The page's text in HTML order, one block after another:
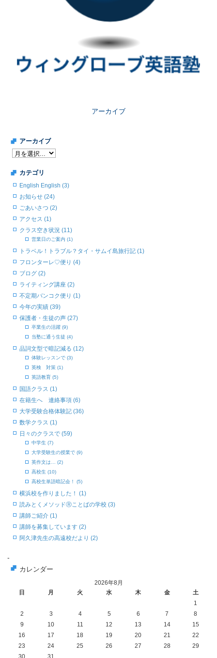
アーカイブ
アーカイブ
カテゴリ
English English (3)
お知らせ (24)
ごあいさつ (2)
アクセス (1)
クラス空き状況 (11)
営業日のご案内 (1)
トラベル！トラブル？タイ・サムイ島旅行記 (1)
フロンターレ♡便り (4)
ブログ (2)
ライティング講座 (2)
不定期バンコク便り (1)
今年の実績 (39)
保護者・生徒の声 (27)
卒業生の活躍 (9)
当塾に通う生徒 (4)
品詞文型で暗記減る (12)
体験レッスンで (3)
英検 対策 (1)
英語教育 (5)
国語クラス (1)
在籍生へ 連絡事項 (6)
大学受験合格体験記 (36)
数学クラス (1)
日々のクラスで (59)
中学生 (7)
大学受験生の授業で (9)
英作文は… (2)
高校生 (10)
高校生単語暗記会！ (5)
横浜校を作りました！ (1)
読みとくメソッドⓇことばの学校 (3)
講師ご紹介 (1)
講師を募集しています (2)
阿久津先生の高遠校だより (2)
-
カレンダー
2026年8月
日
月 火 水 木 金
土
1
2
3 4 5 6 7
8
9
10 11 12 13 14
15
16
17 18 19 20 21
22
23
24 25 26 27 28
29
30
31